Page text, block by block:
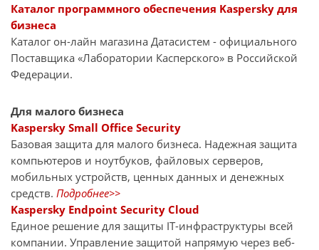
Каталог программного обеспечения Kaspersky для
бизнеса
Каталог он-лайн магазина Датасиcтем - официального
Поставщика «Лаборатории Касперского» в Российской
Федерации.
Для малого бизнеса
Kaspersky Small Office Security
Базовая защита для малого бизнеса. Надежная защита
компьютеров и ноутбуков, файловых серверов,
мобильных устройств, ценных данных и денежных
средств. Подробнее>>
Kaspersky Endpoint Security Cloud
Единое решение для защиты IT-инфраструктуры всей
компании. Управление защитой напрямую через веб-